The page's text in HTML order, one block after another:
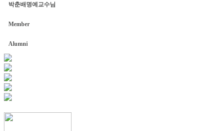
박춘배명예교수님
Member
Alumni